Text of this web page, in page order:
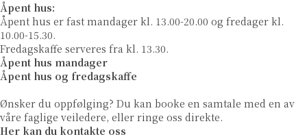
Åpent hus:
Åpent hus er fast mandager kl. 13.00-20.00 og fredager kl.
10.00-15.30.
Fredagskaffe serveres fra kl. 13.30.
Åpent hus mandager
Åpent hus og fredagskaffe
Ønsker du oppfølging? Du kan booke en samtale med en av
våre faglige veiledere, eller ringe oss direkte.
Her kan du kontakte oss